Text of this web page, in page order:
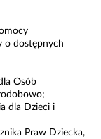
o dostępnych
Osób
dla Dzieci i
Praw Dziecka,